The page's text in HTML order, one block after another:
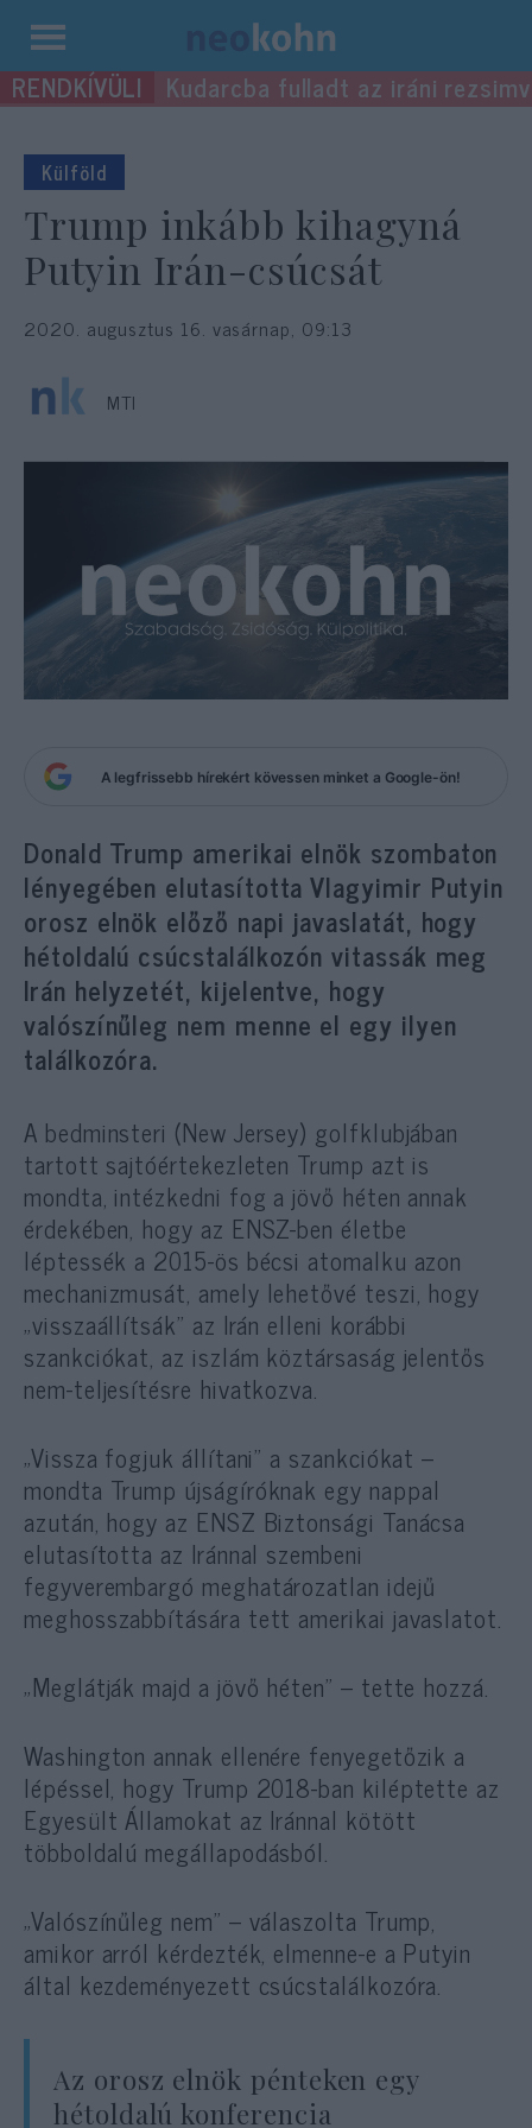
Kilépés
a Kudarcba fulladt az iráni
Külföld
Trump inkább kihagyná
Putyin Irán-csúcsát
2020. augusztus 16. vasárnap, 09:13
MTI
A legfrissebb hírekért kövessen minket a Google-ön!
Donald Trump amerikai elnök szombaton
lényegében elutasította Vlagyimir Putyin
orosz elnök előző napi javaslatát, hogy
hétoldalú csúcstalálkozón vitassák meg
Irán helyzetét, kijelentve, hogy
valószínűleg nem menne el egy ilyen
találkozóra.
A bedminsteri (New Jersey) golfklubjában
tartott sajtóértekezleten Trump azt is
mondta, intézkedni fog a jövő héten annak
érdekében, hogy az ENSZ-ben életbe
léptessék a 2015-ös bécsi atomalku azon
mechanizmusát, amely lehetővé teszi, hogy
„visszaállítsák” az Irán elleni korábbi
szankciókat, az iszlám köztársaság jelentős
nem-teljesítésre hivatkozva.
„Vissza fogjuk állítani” a szankciókat –
mondta Trump újságíróknak egy nappal
azután, hogy az ENSZ Biztonsági Tanácsa
elutasította az Iránnal szembeni
fegyverembargó meghatározatlan idejű
meghosszabbítására tett amerikai javaslatot.
„Meglátják majd a jövő héten” – tette hozzá.
Washington annak ellenére fenyegetőzik a
lépéssel, hogy Trump 2018-ban kiléptette az
Egyesült Államokat az Iránnal kötött
többoldalú megállapodásból.
„Valószínűleg nem” – válaszolta Trump,
amikor arról kérdezték, elmenne-e a Putyin
által kezdeményezett csúcstalálkozóra.
Az orosz elnök pénteken egy
hétoldalú konferencia